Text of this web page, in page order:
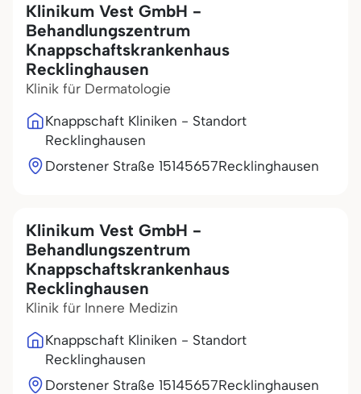
Klinikum Vest GmbH -
Behandlungszentrum
Knappschaftskrankenhaus
Recklinghausen
Klinik für Dermatologie
Knappschaft Kliniken - Standort
Recklinghausen
Dorstener Straße 15145657Recklinghausen
Klinikum Vest GmbH -
Behandlungszentrum
Knappschaftskrankenhaus
Recklinghausen
Klinik für Innere Medizin
Knappschaft Kliniken - Standort
Recklinghausen
Dorstener Straße 15145657Recklinghausen